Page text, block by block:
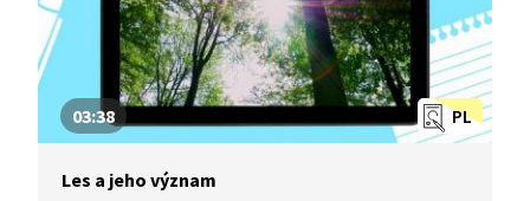
PL
03:38
Les a jeho význam